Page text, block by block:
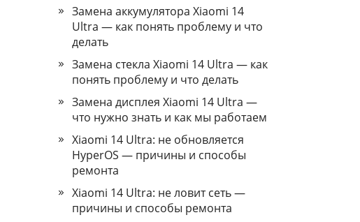
Замена аккумулятора Xiaomi 14
Ultra — как понять проблему и что
делать
Замена стекла Xiaomi 14 Ultra — как
понять проблему и что делать
Замена дисплея Xiaomi 14 Ultra —
что нужно знать и как мы работаем
Xiaomi 14 Ultra: не обновляется
HyperOS — причины и способы
ремонта
Xiaomi 14 Ultra: не ловит сеть —
причины и способы ремонта